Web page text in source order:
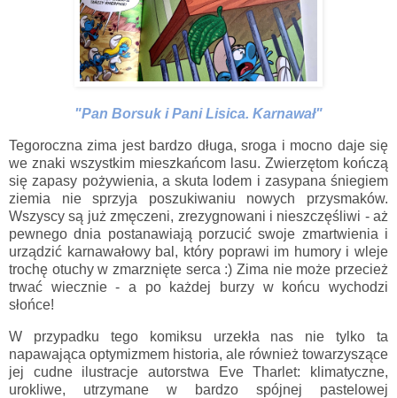
"Pan Borsuk i Pani Lisica. Karnawał"
Tegoroczna zima jest bardzo długa, sroga i mocno daje się
we znaki wszystkim mieszkańcom lasu. Zwierzętom kończą
się zapasy pożywienia, a skuta lodem i zasypana śniegiem
ziemia nie sprzyja poszukiwaniu nowych przysmaków.
Wszyscy są już zmęczeni, zrezygnowani i nieszczęśliwi - aż
pewnego dnia postanawiają porzucić swoje zmartwienia i
urządzić karnawałowy bal, który poprawi im humory i wleje
trochę otuchy w zmarznięte serca :) Zima nie może przecież
trwać wiecznie - a po każdej burzy w końcu wychodzi
słońce!
W przypadku tego komiksu urzekła nas nie tylko ta
napawająca optymizmem historia, ale również towarzyszące
jej cudne ilustracje autorstwa Eve Tharlet: klimatyczne,
urokliwe, utrzymane w bardzo spójnej pastelowej